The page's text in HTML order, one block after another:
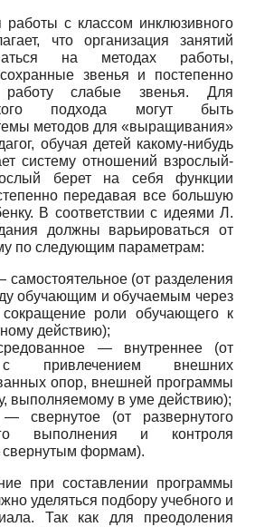
работы с классом инклюзивно­го
что организация занятий
на методах работы,
звенья и постепенно
слабые звенья. Для
подхода могут быть
методов для «выра­щивания»
обучая детей како­му-нибудь
систему отношений взрослый-
берет на себя функ­ции
передавая все большую
В соответствии с идеями Л.
должны варьироваться от
по следующим параметрам:
(от разделения
обучающим и обучаемым через
сокращение роли обучающего к
действию);
— внутреннее (от
привлечением внешних
опор, внешней программы
выполняе­мому в уме действию);
— свернутое (от развернутого
выполнения и контроля
свер­нутым формам).
при составлении программы
уделяться подбору учебного и
Так как для преодоления